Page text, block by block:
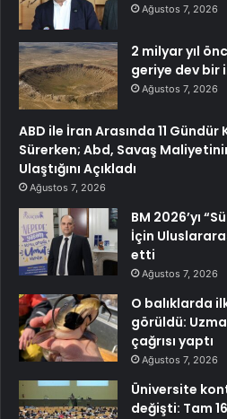
Ağustos 7, 2026
2 milyar yıl
geriye dev bir
Ağustos 7, 2026
ABD ile İran Arasında 11 Gündür
Sürerken; Abd, Savaş
Ulaştığını Açıkladı
Ağustos 7, 2026
BM 2026’yı
İçin
etti
Ağustos 7, 2026
O balıklarda
görüldü:
çağrısı yaptı
Ağustos 7, 2026
Üniversite
değişti: Tam